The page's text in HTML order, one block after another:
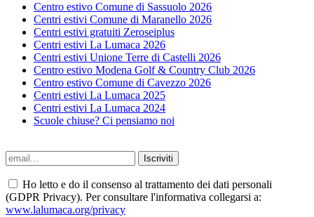
Centro estivo Comune di Sassuolo 2026
Centri estivi Comune di Maranello 2026
Centri estivi gratuiti Zeroseiplus
Centri estivi La Lumaca 2026
Centri estivi Unione Terre di Castelli 2026
Centro estivo Modena Golf & Country Club 2026
Centro estivo Comune di Cavezzo 2026
Centri estivi La Lumaca 2025
Centri estivi La Lumaca 2024
Scuole chiuse? Ci pensiamo noi
Ho letto e do il consenso al trattamento dei dati personali
(GDPR Privacy). Per consultare l'informativa collegarsi a:
www.lalumaca.org/privacy